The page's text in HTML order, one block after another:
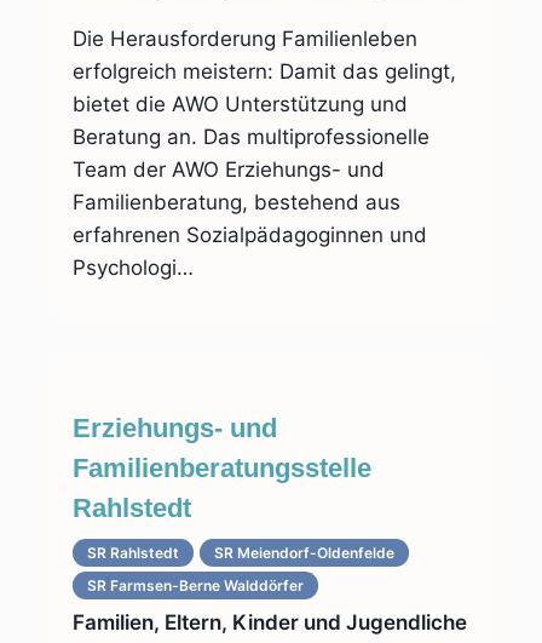
Die Herausforderung Familienleben
erfolgreich meistern: Damit das gelingt,
bietet die AWO Unterstützung und
Beratung an. Das multiprofessionelle
Team der AWO Erziehungs- und
Familienberatung, bestehend aus
erfahrenen Sozialpädagoginnen und
Psychologi…
Erziehungs- und
Familienberatungsstelle
Rahlstedt
SR Rahlstedt
SR Meiendorf-Oldenfelde
SR Farmsen-Berne Walddörfer
Familien, Eltern, Kinder und Jugendliche